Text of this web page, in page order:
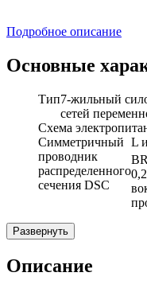
Подробное описание
Основные
Тип7-жильный
сетей
Схема
Симметричный
проводник
распределенного
сечения DSC
L
Развернуть
Описание